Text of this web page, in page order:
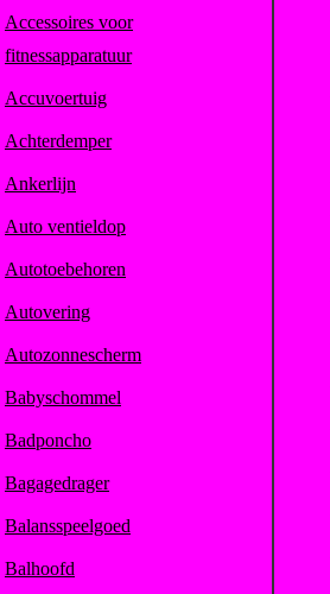
Accessoires voor
fitnessapparatuur
Accuvoertuig
Achterdemper
Ankerlijn
Auto ventieldop
Autotoebehoren
Autovering
Autozonnescherm
Babyschommel
Badponcho
Bagagedrager
Balansspeelgoed
Balhoofd